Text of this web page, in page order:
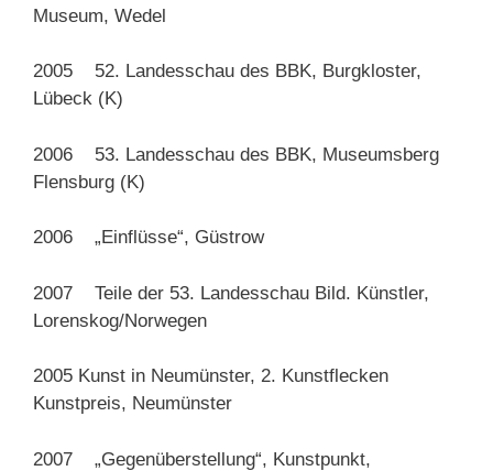
Museum, Wedel
2005 52. Landesschau des BBK, Burgkloster,
Lübeck (K)
2006 53. Landesschau des BBK, Museumsberg
Flensburg (K)
2006 „Einflüsse“, Güstrow
2007 Teile der 53. Landesschau Bild. Künstler,
Lorenskog/Norwegen
2005 Kunst in Neumünster, 2. Kunstflecken
Kunstpreis, Neumünster
2007 „Gegenüberstellung“, Kunstpunkt,